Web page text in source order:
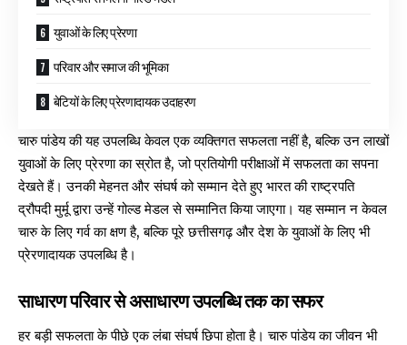
युवाओं के लिए प्रेरणा
परिवार और समाज की भूमिका
बेटियों के लिए प्रेरणादायक उदाहरण
चारु पांडेय की यह उपलब्धि केवल एक व्यक्तिगत सफलता नहीं है, बल्कि उन लाखों
युवाओं के लिए प्रेरणा का स्रोत है, जो प्रतियोगी परीक्षाओं में सफलता का सपना
देखते हैं। उनकी मेहनत और संघर्ष को सम्मान देते हुए भारत की राष्ट्रपति
द्रौपदी मुर्मू द्वारा उन्हें गोल्ड मेडल से सम्मानित किया जाएगा। यह सम्मान न केवल
चारु के लिए गर्व का क्षण है, बल्कि पूरे छत्तीसगढ़ और देश के युवाओं के लिए भी
प्रेरणादायक उपलब्धि है।
साधारण परिवार से असाधारण उपलब्धि तक का सफर
हर बड़ी सफलता के पीछे एक लंबा संघर्ष छिपा होता है। चारु पांडेय का जीवन भी